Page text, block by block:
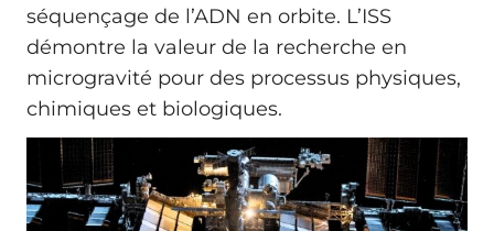
séquençage de l’ADN en orbite. L’ISS
démontre la valeur de la recherche en
microgravité pour des processus physiques,
chimiques et biologiques.